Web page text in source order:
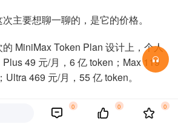
主要想聊一聊的，是它的价格。
MiniMax Token Plan 设计上，个人
49 元/月，6 亿 token；Max 119
469 元/月，55 亿 token。
相近价格下约等于 Claude 订阅的 15
0 0 0